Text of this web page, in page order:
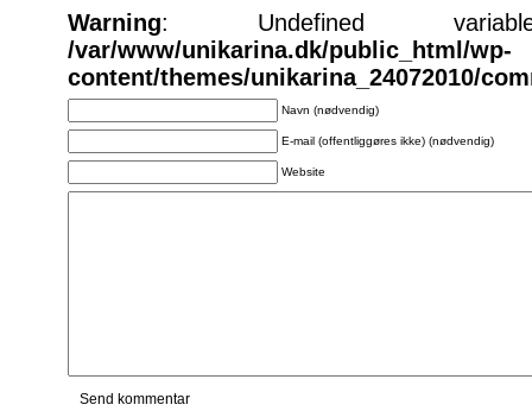
Warning: Undefined
/var/www/unikarina.dk/public_html/wp-
content/themes/unikarina_24072010/
Navn (nødvendig)
E-mail (offentliggøres ikke) (nødvendig)
Website